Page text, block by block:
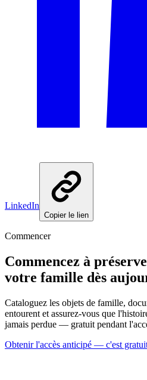
LinkedIn
Copier le lien
Commencer
Commencez à
votre famille dès
Cataloguez les objets de famille,
entourent et assurez-vous que
jamais perdue — gratuit pendant
Obtenir l'accès anticipé — c'est